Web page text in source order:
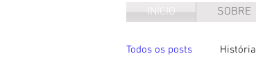
INÍCIO SOBRE
Todos os posts História